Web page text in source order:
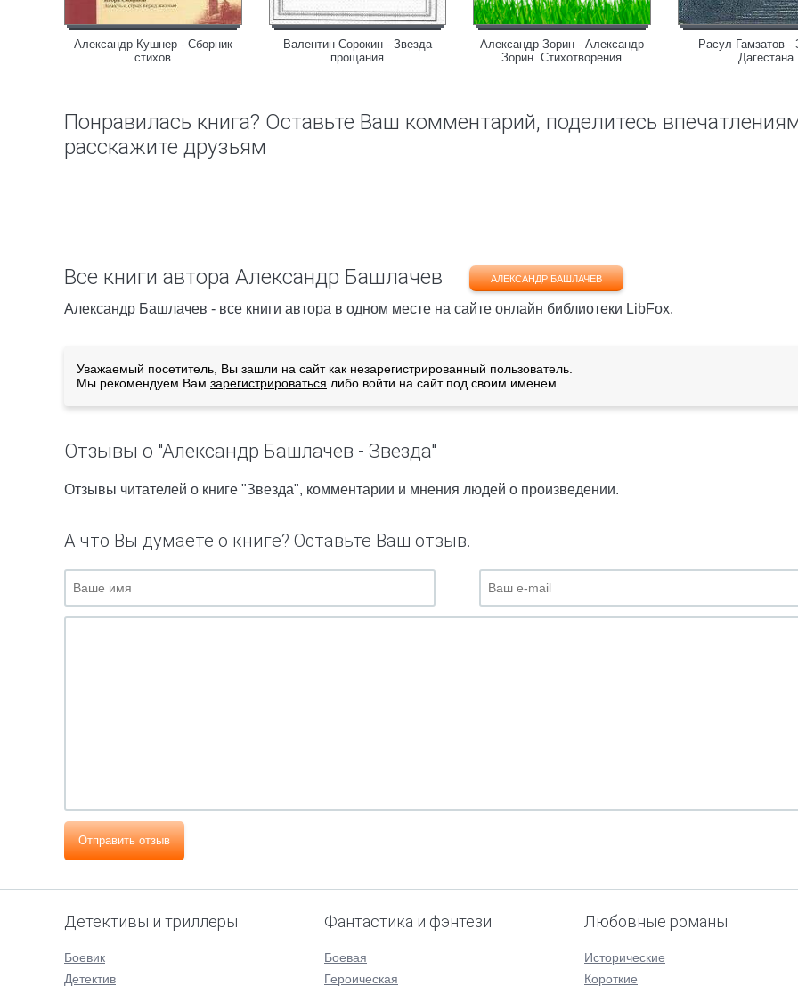
Александр Кушнер - Сборник
стихов
Валентин Сорокин - Звезда
прощания
Александр Зорин - Александр
Зорин. Стихотворения
Расул Гамзатов -
Дагестана
Понравилась книга? Оставьте Ваш комментарий, поделитесь
расскажите друзьям
Все книги автора Александр Башлачев АЛЕКСАНДР БАШЛАЧЕВ
Александр Башлачев - все книги автора в одном месте на сайте онлайн библиотеки LibFox.
Уважаемый посетитель, Вы зашли на сайт как незарегистрированный пользователь.
Мы рекомендуем Вам зарегистрироваться либо войти на сайт под своим именем.
Отзывы о "Александр Башлачев - Звезда"
Отзывы читателей о книге "Звезда", комментарии и мнения людей о произведении.
А что Вы думаете о книге? Оставьте Ваш отзыв.
Отправить отзыв
Детективы и триллеры
Боевик
Детектив
Фантастика и фэнтези
Боевая
Героическая
Любовные романы
Исторические
Короткие